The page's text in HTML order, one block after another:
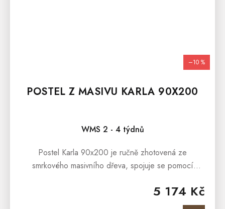
–10 %
POSTEL Z MASIVU KARLA 90X200
WMS 2 - 4 týdnů
5 174 Kč
Postel Karla 90x200 je ručně zhotovená ze
smrkového masivního dřeva, spojuje se pomocí
Postel Karla 90x200 je ošetřena lakem,...